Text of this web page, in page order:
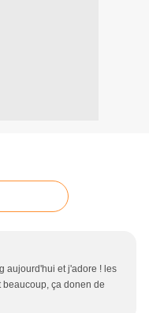
aujourd'hui et j'adore ! les
ça donen de